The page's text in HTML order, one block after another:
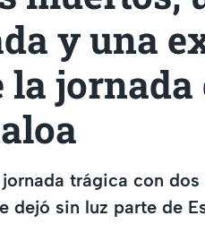
y una
la jornada
trágica con dos
dejó sin luz parte de